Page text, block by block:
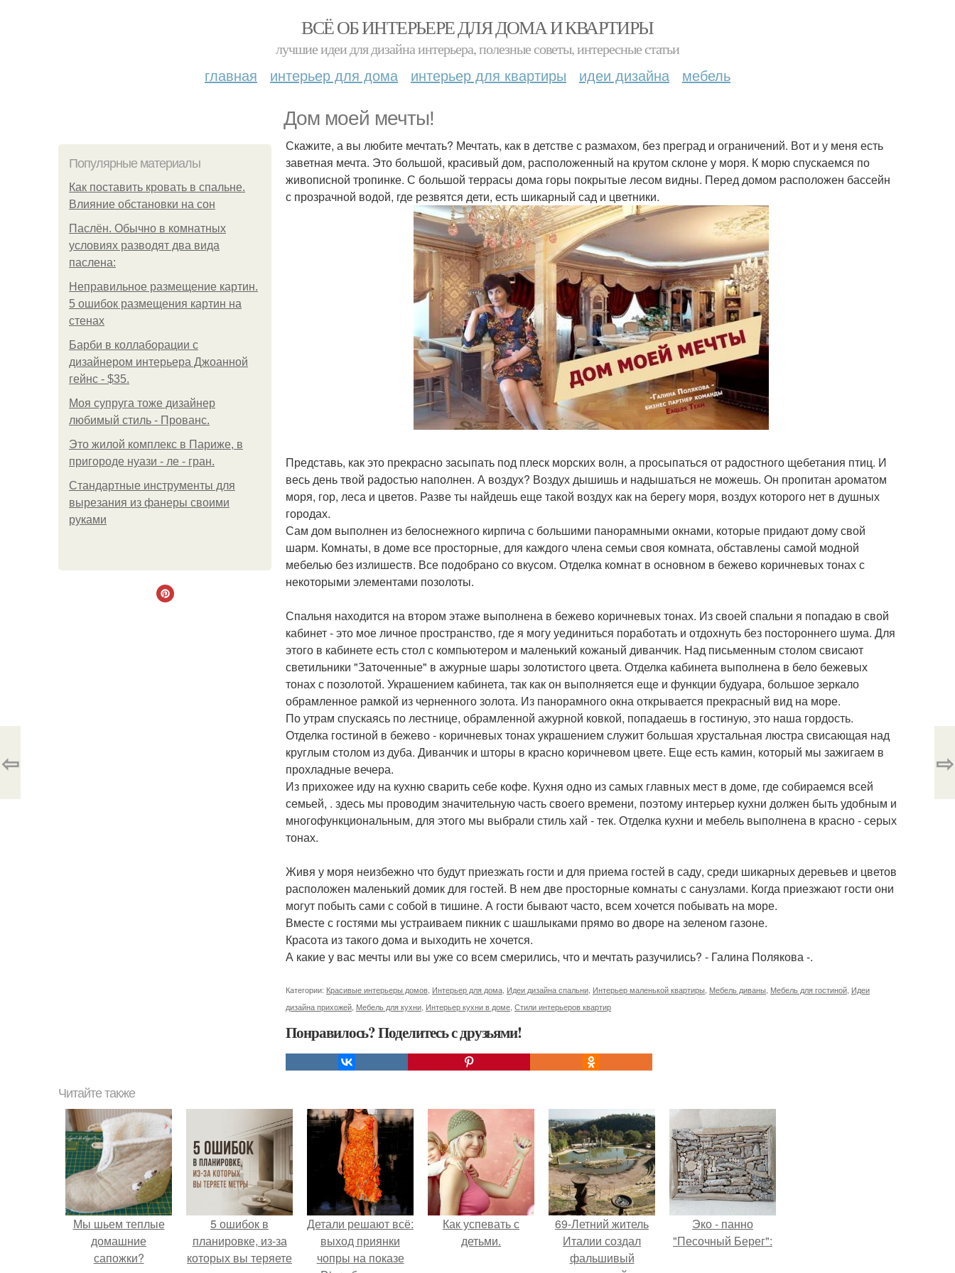
ВСЁ ОБ ИНТЕРЬЕРЕ ДЛЯ ДОМА И КВАРТИРЫ
лучшие идеи для дизайна интерьера, полезные советы, интересные статьи
главная интерьер для дома интерьер для квартиры идеи дизайна мебель
Дом моей мечты!
Популярные материалы
Как поставить кровать в спальне.
Влияние обстановки на сон
Паслён. Обычно в комнатных
условиях разводят два вида
паслена:
Неправильное размещение картин.
5 ошибок размещения картин на
стенах
Барби в коллаборации с
дизайнером интерьера Джоанной
гейнс - $35.
Моя супруга тоже дизайнер
любимый стиль - Прованс.
Это жилой комплекс в Париже, в
пригороде нуази - ле - гран.
Стандартные инструменты для
вырезания из фанеры своими
руками
Скажите, а вы любите мечтать? Мечтать, как в детстве с размахом, без преград и ограничений. Вот и у меня есть
заветная мечта. Это большой, красивый дом, расположенный на крутом склоне у моря. К морю спускаемся по
живописной тропинке. С большой террасы дома горы покрытые лесом видны. Перед домом расположен бассейн
с прозрачной водой, где резвятся дети, есть шикарный сад и цветники.
Представь, как это прекрасно засыпать под плеск морских волн, а просыпаться от радостного щебетания птиц. И
весь день твой радостью наполнен. А воздух? Воздух дышишь и надышаться не можешь. Он пропитан ароматом
моря, гор, леса и цветов. Разве ты найдешь еще такой воздух как на берегу моря, воздух которого нет в душных
городах.
Сам дом выполнен из белоснежного кирпича с большими панорамными окнами, которые придают дому свой
шарм. Комнаты, в доме все просторные, для каждого члена семьи своя комната, обставлены самой модной
мебелью без излишеств. Все подобрано со вкусом. Отделка комнат в основном в бежево коричневых тонах с
некоторыми элементами позолоты.
Спальня находится на втором этаже выполнена в бежево коричневых тонах. Из своей спальни я попадаю в свой
кабинет - это мое личное пространство, где я могу уединиться поработать и отдохнуть без постороннего шума. Для
этого в кабинете есть стол с компьютером и маленький кожаный диванчик. Над письменным столом свисают
светильники "Заточенные" в ажурные шары золотистого цвета. Отделка кабинета выполнена в бело бежевых
тонах с позолотой. Украшением кабинета, так как он выполняется еще и функции будуара, большое зеркало
обрамленное рамкой из черненного золота. Из панорамного окна открывается прекрасный вид на море.
По утрам спускаясь по лестнице, обрамленной ажурной ковкой, попадаешь в гостиную, это наша гордость.
Отделка гостиной в бежево - коричневых тонах украшением служит большая хрустальная люстра свисающая над
круглым столом из дуба. Диванчик и шторы в красно коричневом цвете. Еще есть камин, который мы зажигаем в
прохладные вечера.
Из прихожее иду на кухню сварить себе кофе. Кухня одно из самых главных мест в доме, где собираемся всей
семьей, . здесь мы проводим значительную часть своего времени, поэтому интерьер кухни должен быть удобным и
многофункциональным, для этого мы выбрали стиль хай - тек. Отделка кухни и мебель выполнена в красно - серых
тонах.
Живя у моря неизбежно что будут приезжать гости и для приема гостей в саду, среди шикарных деревьев и цветов
расположен маленький домик для гостей. В нем две просторные комнаты с санузлами. Когда приезжают гости они
могут побыть сами с собой в тишине. А гости бывают часто, всем хочется побывать на море.
Вместе с гостями мы устраиваем пикник с шашлыками прямо во дворе на зеленом газоне.
Красота из такого дома и выходить не хочется.
А какие у вас мечты или вы уже со всем смерились, что и мечтать разучились? - Галина Полякова -.
Категории: Красивые интерьеры домов Интерьер для дома Идеи дизайна спальни Интерьер маленькой квартиры Мебель диваны Мебель для гостиной Идеи
дизайна прихожей Мебель для кухни Интерьер кухни в доме Стили интерьеров квартир
Понравилось? Поделитесь с друзьями!
⇦ ⇨
Читайте также
Мы шьем теплые
домашние
сапожки?
5 ошибок в
планировке, из-за
которых вы теряете
Детали решают всё:
выход приянки
чопры на показе
Как успевать с
детьми.
69-Летний житель
Италии создал
фальшивый
Эко - панно
"Песочный Берег":